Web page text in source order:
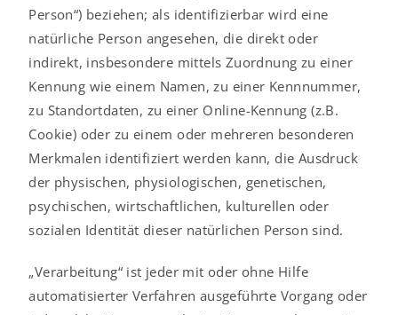
Person“) beziehen; als identifizierbar wird eine
natürliche Person angesehen, die direkt oder
indirekt, insbesondere mittels Zuordnung zu einer
Kennung wie einem Namen, zu einer Kennnummer,
zu Standortdaten, zu einer Online-Kennung (z.B.
Cookie) oder zu einem oder mehreren besonderen
Merkmalen identifiziert werden kann, die Ausdruck
der physischen, physiologischen, genetischen,
psychischen, wirtschaftlichen, kulturellen oder
sozialen Identität dieser natürlichen Person sind.
„Verarbeitung“ ist jeder mit oder ohne Hilfe
automatisierter Verfahren ausgeführte Vorgang oder